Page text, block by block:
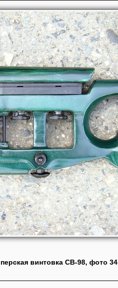
винтовка СВ-98, фото 34